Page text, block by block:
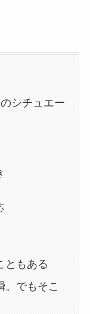
シチュエー
ともある
。でもそこ